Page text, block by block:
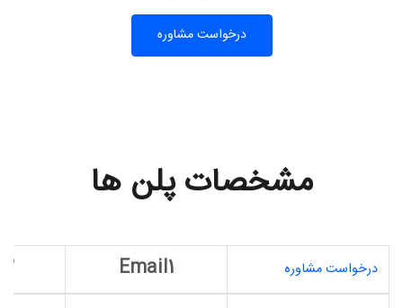
درخواست مشاوره
مشخصات پلن ها
درخواست مشاوره Email1